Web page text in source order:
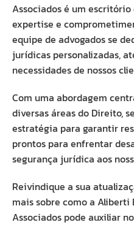
Associados é um escritório
expertise e
equipe de advogados se
jurídicas personalizadas,
necessidades de nossos
Com uma abordagem
diversas áreas do Direito,
estratégia para garantir
prontos para enfrentar
segurança jurídica aos
Reivindique a sua
mais sobre como a Aliberti
Associados pode auxiliar